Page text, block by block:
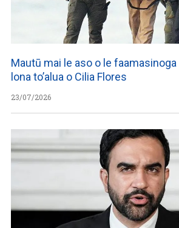
Mautū mai le aso o le
lona to’alua o Cilia Flores
23/07/2026